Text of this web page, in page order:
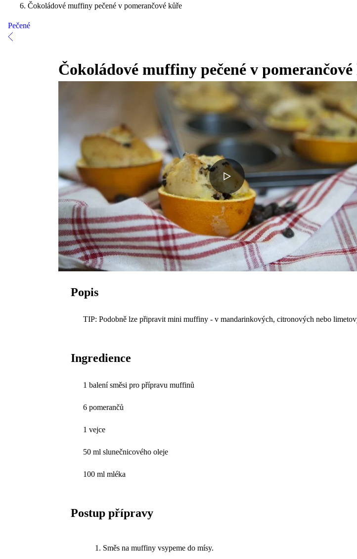
Čokoládové muffiny pečené v pomerančové kůře
Pečené
Čokoládové muffiny pečené v
Popis
TIP: Podobně lze připravit mini muffiny - v mandarinkových, citronových nebo
Ingredience
1 balení směsi pro přípravu muffinů
6 pomerančů
1 vejce
50 ml slunečnicového oleje
100 ml mléka
Postup přípravy
Směs na muffiny vsypeme do mísy.